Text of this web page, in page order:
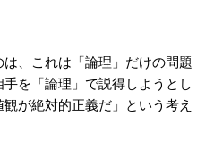
、これは「論理」だけの問題
を「論理」で説得しようとし
が絶対的正義だ」という考え